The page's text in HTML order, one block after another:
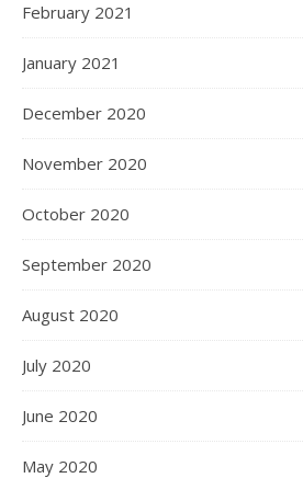
February 2021
January 2021
December 2020
November 2020
October 2020
September 2020
August 2020
July 2020
June 2020
May 2020